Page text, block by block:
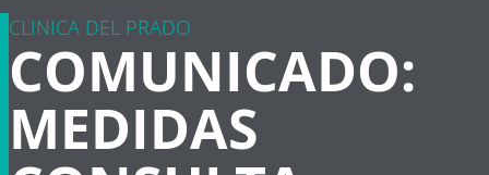
CLINICA DEL PRADO
COMUNICADO:
MEDIDAS